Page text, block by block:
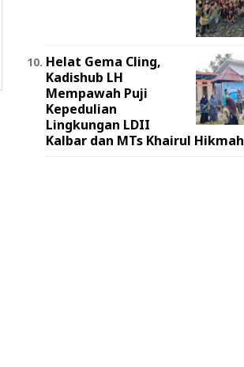
Helat Gema Cling,
Kadishub LH
Mempawah Puji
Kepedulian
Lingkungan LDII
Kalbar dan MTs Khairul Hikmah